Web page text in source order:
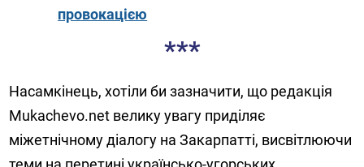
провокацією
***
Насамкінець, хотіли би зазначити, що редакція
Mukachevo.net велику увагу приділяє
міжетнічному діалогу на Закарпатті, висвітлюючи